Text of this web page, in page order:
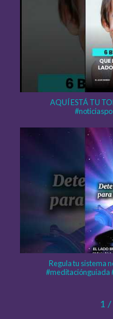
AQUÍ ESTÁ TU
Regula tu sistema
#meditaciónguiada
1 /